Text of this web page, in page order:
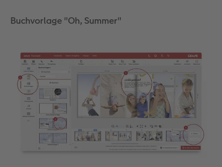
Buchvorlage "Oh, Summer"